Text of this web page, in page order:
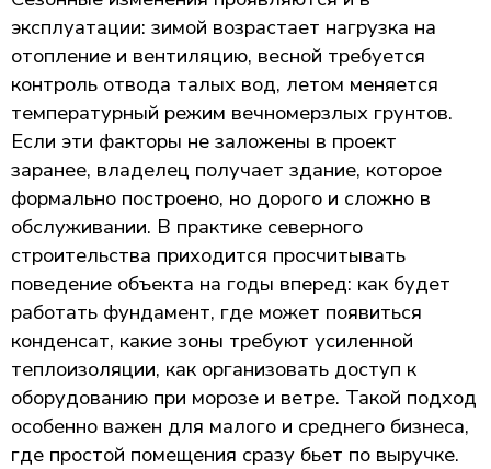
эксплуатации: зимой возрастает нагрузка на
отопление и вентиляцию, весной требуется
контроль отвода талых вод, летом меняется
температурный режим вечномерзлых грунтов.
Если эти факторы не заложены в проект
заранее, владелец получает здание, которое
формально построено, но дорого и сложно в
обслуживании. В практике северного
строительства приходится просчитывать
поведение объекта на годы вперед: как будет
работать фундамент, где может появиться
конденсат, какие зоны требуют усиленной
теплоизоляции, как организовать доступ к
оборудованию при морозе и ветре. Такой подход
особенно важен для малого и среднего бизнеса,
где простой помещения сразу бьет по выручке.